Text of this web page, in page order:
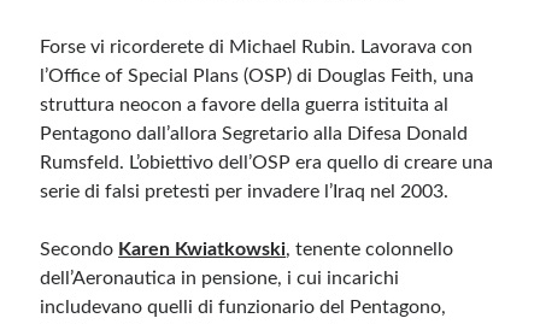
Questo blog non rappresenta una testata giornalistica, in quanto viene aggiornato
senza alcuna periodicità. Non può pertanto considerarsi un prodotto editoriale ai
sensi della legge n· 62 del 7.03.2001. L’autore non è responsabile di quanto
pubblicato dai lettori nei commenti ai vari post. Saranno comunque cancellati quelli
ritenuti offensivi o lesivi dell’immagine o dell’onorabilità di terzi, di genere spam,
razzisti o che contengano dati personali non conformi al rispetto delle norme sulla
privacy. Alcune immagini inserite in questo blog sono tratte da Internet e, pertanto,
immediatamente rimosse. L’autore del blog non è responsabile dei siti collegati
Forse vi ricorderete di Michael Rubin. Lavorava con
l’Office of Special Plans (OSP) di Douglas Feith, una
struttura neocon a favore della guerra istituita al
Pentagono dall’allora Segretario alla Difesa Donald
Rumsfeld. L’obiettivo dell’OSP era quello di creare una
serie di falsi pretesti per invadere l’Iraq nel 2003.
Secondo Karen Kwiatkowski, tenente colonnello
dell’Aeronautica in pensione, i cui incarichi
includevano quelli di funzionario del Pentagono,